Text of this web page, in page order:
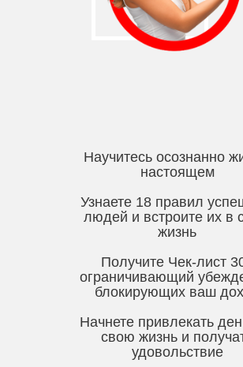
Научитесь осознанно
настоящем
Узнаете 18 правил
людей и встроите их в
жизнь
Получите Чек-лист
ограничивающий
блокирующих ваш
Начнете привлекать
свою жизнь и
удовольствие